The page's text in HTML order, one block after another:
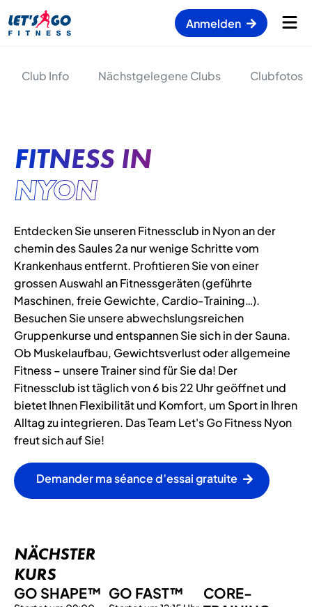
Anmelden
Club Info Nächstgelegene Clubs Clubfotos
FITNESS IN
NYON
Entdecken Sie unseren Fitnessclub in Nyon an der
chemin des Saules 2a nur wenige Schritte vom
Krankenhaus entfernt. Profitieren Sie von einer
grossen Auswahl an Fitnessgeräten (geführte
Maschinen, freie Gewichte, Cardio-Training…).
Besuchen Sie unsere abwechslungsreichen
Gruppenkurse und entspannen Sie sich in der Sauna.
Ob Muskelaufbau, Gewichtsverlust oder allgemeine
Fitness – unsere Trainer sind für Sie da! Der
Fitnessclub ist täglich von 6 bis 22 Uhr geöffnet und
bietet Ihnen Flexibilität und Komfort, um Sport in Ihren
Alltag zu integrieren. Das Team Let's Go Fitness Nyon
freut sich auf Sie!
Demander ma séance d’essai gratuite
NÄCHSTER
KURS
GO SHAPE™ GO FAST™
CORE-